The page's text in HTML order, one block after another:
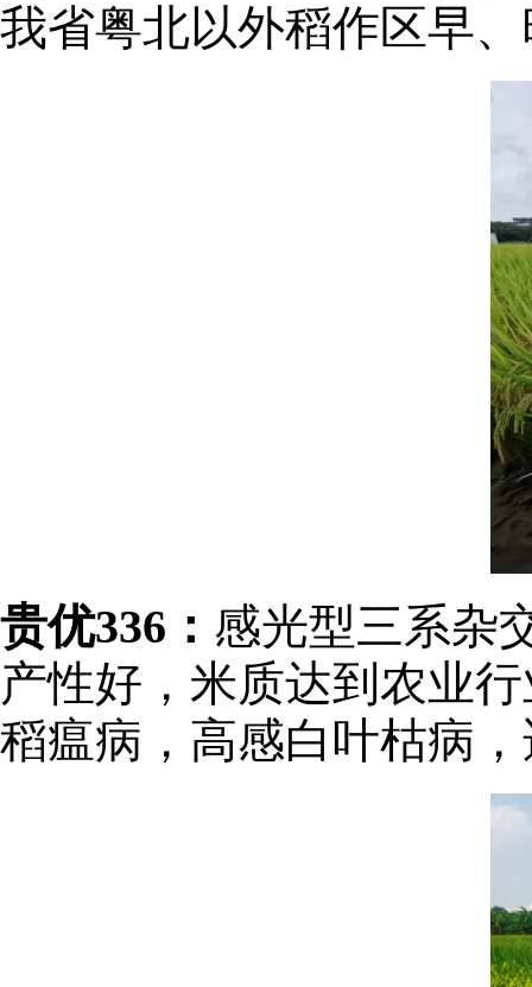
我省粤北以外稻作区早
贵优336： 感光型三系杂
产性好，米质达到农业
稻瘟病，高感白叶枯病